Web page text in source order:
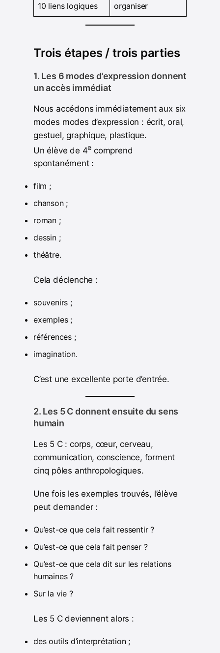
10 liens logiques organiser
Trois étapes / trois parties
1. Les 6 modes d’expression donnent
un accès immédiat
Nous accédons immédiatement aux six
modes modes d’expression : écrit, oral,
gestuel, graphique, plastique.
Un élève de 4e comprend
spontanément :
film ;
chanson ;
roman ;
dessin ;
théâtre.
Cela déclenche :
souvenirs ;
exemples ;
références ;
imagination.
C’est une excellente porte d’entrée.
2. Les 5 C donnent ensuite du sens
humain
Les 5 C : corps, cœur, cerveau,
communication, conscience, forment
cinq pôles anthropologiques.
Une fois les exemples trouvés, l’élève
peut demander :
Qu’est-ce que cela fait ressentir ?
Qu’est-ce que cela fait penser ?
Qu’est-ce que cela dit sur les relations
humaines ?
Sur la vie ?
Les 5 C deviennent alors :
des outils d’interprétation ;